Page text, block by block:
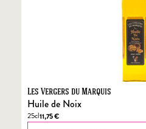
Les Vergers du Marquis
Huile de Noix
25cl11,75€